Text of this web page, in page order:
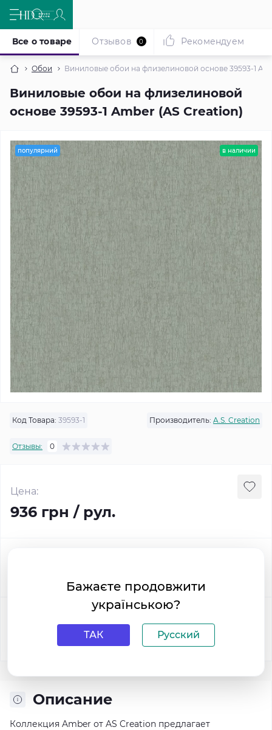
Обои Виниловые обои на флизелиновой основе 39593-1
Виниловые обои на флизелиновой
основе 39593-1 Amber (AS Creation)
Все о товаре Отзывов 0 Рекомендуем
популярний в наличии
Код Товара: 39593-1 Производитель: A.S. Creation
Отзывы: 0
Цена:
936 грн / рул.
Купить в 1 клик:
Описание
Коллекция Amber от AS Creation предлагает
Бажаєте продовжити
українською?
ТАК Русский